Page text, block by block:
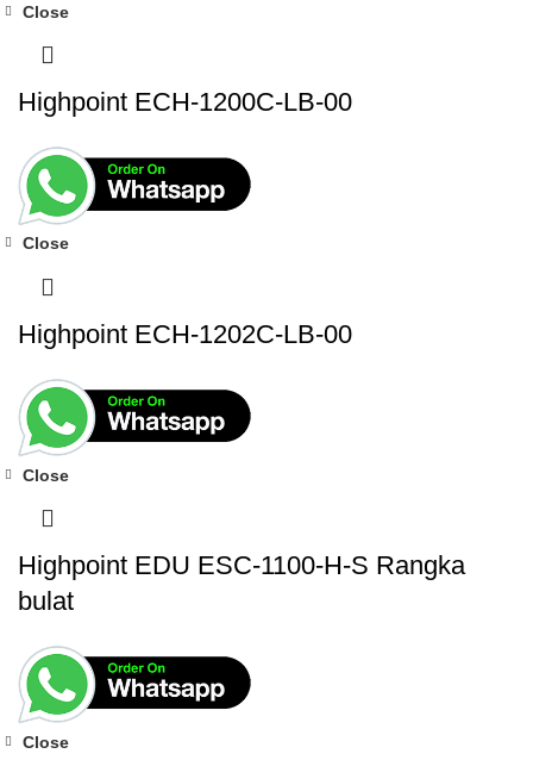
Close
Highpoint ECH-1200C-LB-00
Close
Highpoint ECH-1202C-LB-00
Close
Highpoint EDU ESC-1100-H-S Rangka
bulat
Close